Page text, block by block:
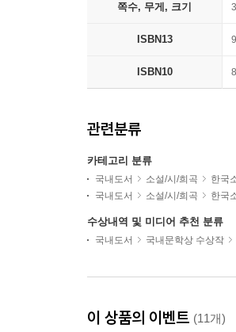
쪽수, 무게, 크기
ISBN13
ISBN10
관련분류
카테고리 분류
국내도서 소설/시/희곡 한국
국내도서
소설/시/희곡 한국
수상내역 및 미디어 추천 분류
국내도서 국내문학상 수상작
이 상품의 이벤트 (11개)